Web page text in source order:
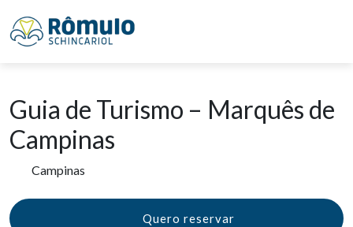
Guia de Turismo – Marquês de
Campinas
Campinas
Quero reservar